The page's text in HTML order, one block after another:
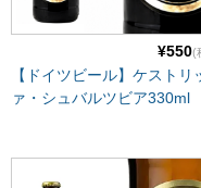
¥550(
【ドイツビール】ケストリ
ァ・シュバルツビア330ml